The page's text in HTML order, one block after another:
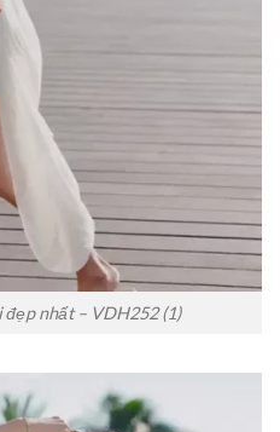
nhất – VDH252 (1)